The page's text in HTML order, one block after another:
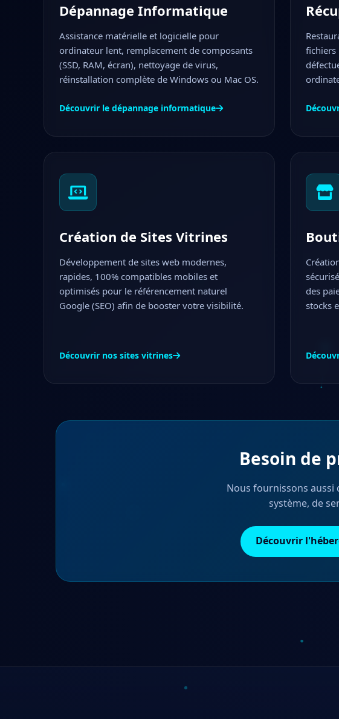
Dépannage Informatique
Assistance matérielle et logicielle pour
ordinateur lent, remplacement de composants
(SSD, RAM, écran), nettoyage de virus,
réinstallation complète de Windows ou Mac OS.
Découvrir le dépannage informatique
fichiers
Création de Sites Vitrines
Développement de sites web modernes,
rapides, 100% compatibles mobiles et
optimisés pour le référencement naturel
Google (SEO) afin de booster votre visibilité.
Découvrir nos sites vitrines
des
stocks
Besoin de
Nous fournissons
système, de
Découvrir